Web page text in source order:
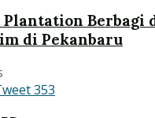
Plantation Berbagi
di Pekanbaru
353